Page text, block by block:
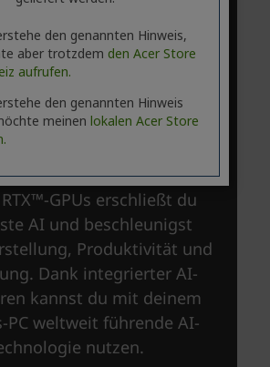
den genannten Hinweis,
aber trotzdem den Acer Store
aufrufen.
den genannten Hinweis
meinen lokalen Acer Store